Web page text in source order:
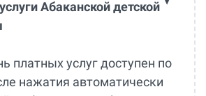
Абаканской детской
платных услуг доступен по
нажатия автоматически